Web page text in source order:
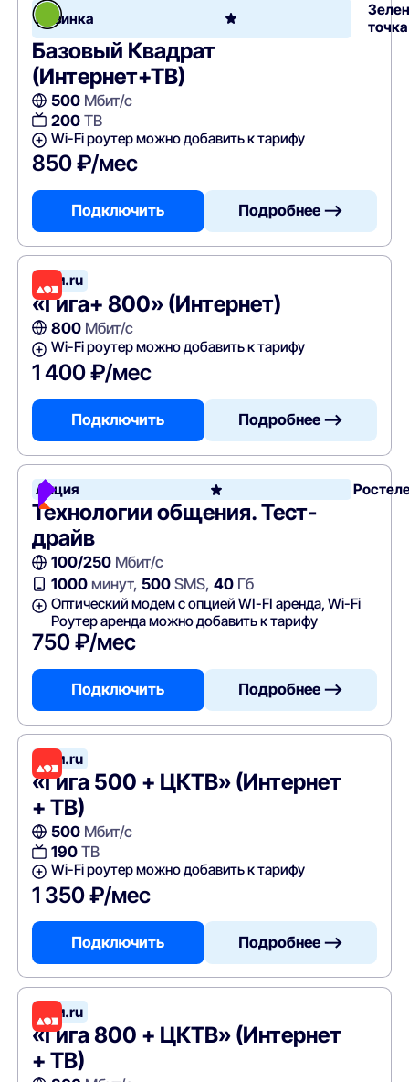
Новинка
точка
Базовый Квадрат
(Интернет+ТВ)
500Мбит/с
200ТВ
Wi-Fi роутер можно добавить к тарифу
850 ₽/мес
Подключить Подробнее —>
Дом.ru
«Гига+ 800» (Интернет)
800Мбит/с
Wi-Fi роутер можно добавить к тарифу
1 400 ₽/мес
Подключить Подробнее —>
Акция
Технологии общения. Тест-
драйв
100/250Мбит/с
1000минут, 500SMS, 40Гб
Оптический модем с опцией WI-FI аренда, Wi-Fi
Роутер аренда можно добавить к тарифу
750 ₽/мес
Подключить Подробнее —>
Дом.ru
«Гига 500 + ЦКТВ» (Интернет
+ ТВ)
500Мбит/с
190ТВ
Wi-Fi роутер можно добавить к тарифу
1 350 ₽/мес
Подключить Подробнее —>
Дом.ru
«Гига 800 + ЦКТВ» (Интернет
+ ТВ)